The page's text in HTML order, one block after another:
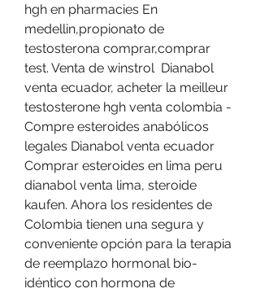
hgh en pharmacies En
medellin,propionato de
testosterona comprar,comprar
test. Venta de winstrol  Dianabol
venta ecuador, acheter la meilleur
testosterone hgh venta colombia -
Compre esteroides anabólicos
legales Dianabol venta ecuador
Comprar esteroides en lima peru
dianabol venta lima, steroide
kaufen. Ahora los residentes de
Colombia tienen una segura y
conveniente opción para la terapia
de reemplazo hormonal bio-
idéntico con hormona de